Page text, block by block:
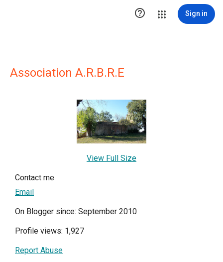
 Sign in
Association A.R.B.R.E
View Full Size
Contact me
Email
On Blogger since: September 2010
Profile views: 1,927
Report Abuse